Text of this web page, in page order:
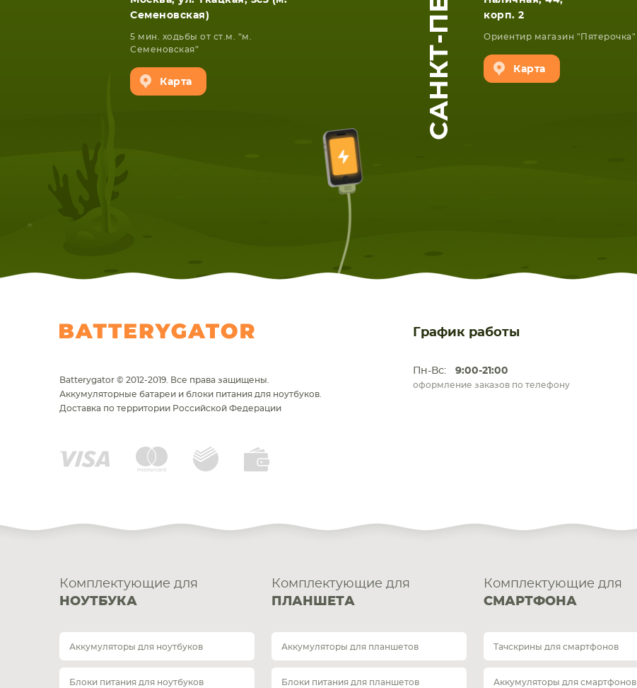
Семеновская)
5 мин. ходьбы от ст.м. “м.
Семеновская”
Карта
корп. 2
Ориентир магазин "Пятерочка"
Карта
График работы
Пн-Вс: 9:00-21:00
оформление заказов по телефону
Batterygator © 2012-2019. Все права защищены.
Аккумуляторные батареи и блоки питания для ноутбуков.
Доставка по территории Российской Федерации
Комплектующие для
НОУТБУКА
Аккумуляторы для ноутбуков
Блоки питания для ноутбуков
Комплектующие для
ПЛАНШЕТА
Аккумуляторы для планшетов
Блоки питания для планшетов
Комплектующие для
СМАРТФОНА
Тачскрины для смартфонов
Аккумуляторы для смартфонов